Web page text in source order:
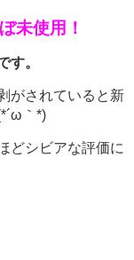
未使用！
す。
がされていると新
｀*)
どシビアな評価に